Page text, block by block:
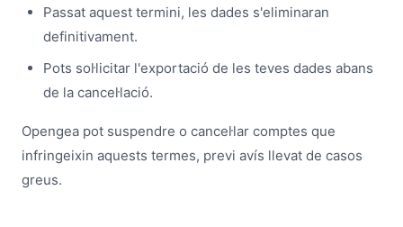
Passat aquest termini, les dades s'eliminaran
definitivament.
Pots sol·licitar l'exportació de les teves dades abans
de la cancel·lació.
Opengea pot suspendre o cancel·lar comptes que
infringeixin aquests termes, previ avís llevat de casos
greus.